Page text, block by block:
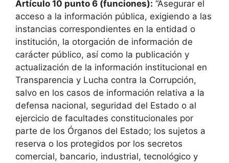
Artículo 10 punto 6 (funciones): “Asegurar el
acceso a la información pública, exigiendo a las
instancias correspondientes en la entidad o
institución, la otorgación de información de
carácter público, así como la publicación y
actualización de la información institucional en
Transparencia y Lucha contra la Corrupción,
salvo en los casos de información relativa a la
defensa nacional, seguridad del Estado o al
ejercicio de facultades constitucionales por
parte de los Órganos del Estado; los sujetos a
reserva o los protegidos por los secretos
comercial, bancario, industrial, tecnológico y